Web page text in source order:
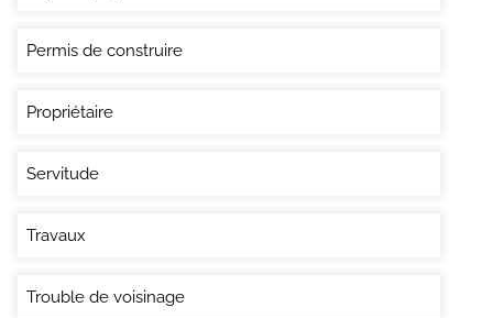
Permis de construire
Propriétaire
Servitude
Travaux
Trouble de voisinage